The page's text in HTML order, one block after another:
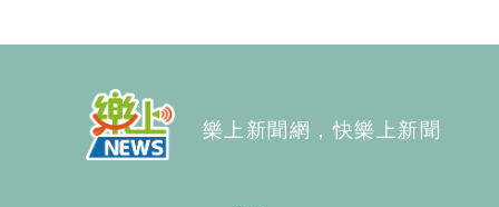
樂上新聞網，快樂上新聞